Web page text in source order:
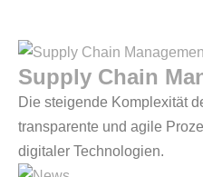
Supply Chain
Die steigende Komplexität
transparente und agile
digitaler Technologien.